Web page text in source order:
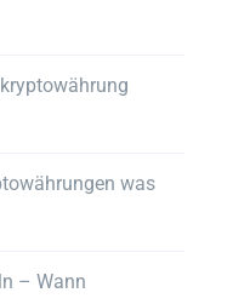
was
– Wann